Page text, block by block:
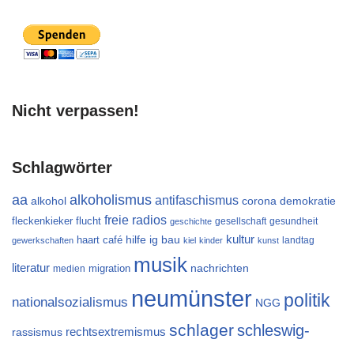
Nicht verpassen!
Schlagwörter
aa alkohol alkoholismus antifaschismus corona demokratie
fleckenkieker flucht freie radios geschichte gesellschaft gesundheit
gewerkschaften haart café hilfe ig bau kiel kinder kultur kunst landtag
literatur medien migration musik nachrichten
nationalsozialismus neumünster NGG politik
rassismus rechtsextremismus schlagerschleswig-